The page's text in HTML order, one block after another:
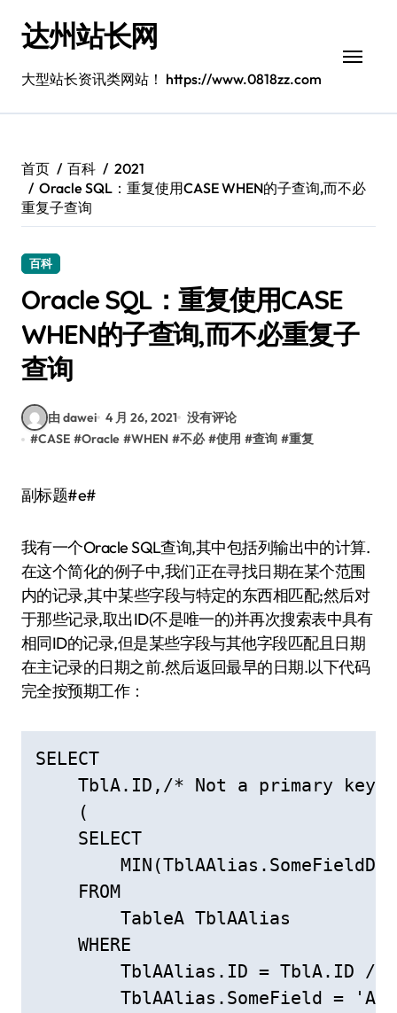
达州站长网
大型站长资讯类网站！ https://www.0818zz.com
首页 百科
2021
Oracle SQL：重复使用CASE WHEN的子查询,而不必
重复子查询
百科
Oracle SQL：重复使用CASE
WHEN的子查询,而不必重复子
查询
由 dawei 4 月 26, 2021 没有评论
#CASE #Oracle #WHEN #不必 #使用 #查询 #重复
副标题#e#
我有一个Oracle SQL查询,其中包括列输出中的计算.
在这个简化的例子中,我们正在寻找日期在某个范围
内的记录,其中某些字段与特定的东西相匹配;然后对
于那些记录,取出ID(不是唯一的)并再次搜索表中具有
相同ID的记录,但是某些字段与其他字段匹配且日期
在主记录的日期之前.然后返回最早的日期.以下代码
完全按预期工作：
SELECT
TblA.ID,/* Not a primary
    (
    SELECT
    FROM
        TableA TblAAlias
    WHERE
TblAAlias.ID = TblA.ID /
TblAAlias.SomeField =